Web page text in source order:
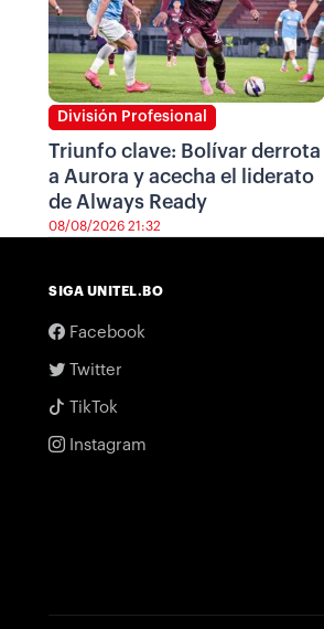
División Profesional
Triunfo clave: Bolívar derrota
a Aurora y acecha el liderato
de Always Ready
08/08/2026 21:32
SIGA UNITEL.BO
Facebook
Twitter
TikTok
Instagram